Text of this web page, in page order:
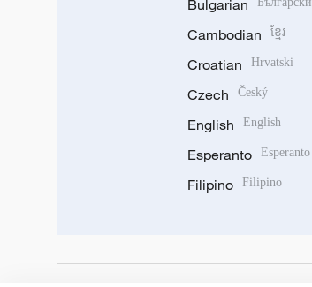
Bulgarian
Cambodian ខ្មែរ
Croatian Hrvatski
Czech Český
English English
Esperanto Esperanto
Filipino Filipino